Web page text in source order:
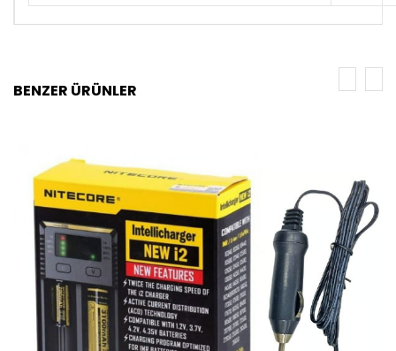
BENZER ÜRÜNLER